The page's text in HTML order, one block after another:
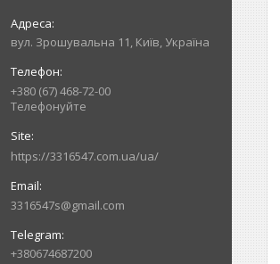
вул. Зрошувальна 11, Київ, Україна
+380 (67) 468-72-00
Телефонуйте
https://3316547.com.ua/ua/
3316547s@gmail.com
+380674687200